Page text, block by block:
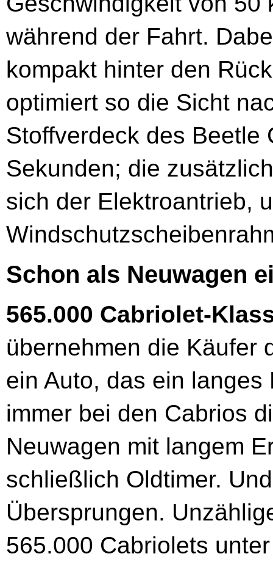
während der Fahrt.
kompakt hinter den
optimiert so die Sicht
Stoffverdeck des Beetle
Sekunden; die
sich der Elektroantrieb,
Schon als Neuwagen
565.000 Cabriolet-
übernehmen die Käufer
ein Auto, das ein
immer bei den Cabrios
Neuwagen mit langem
schließlich Oldtimer.
Übersprungen.
565.000 Cabriolets